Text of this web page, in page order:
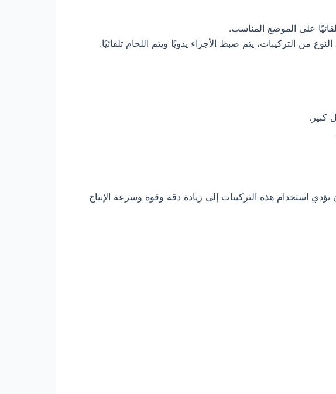
على الموضع المناسب.
من التركيبات، يتم ضبط الأجزاء يدويًا ويتم اللحام تلقائيًا.
كبير.
استخدام هذه التركيبات إلى زيادة دقة وقوة وسرعة الإنتاج